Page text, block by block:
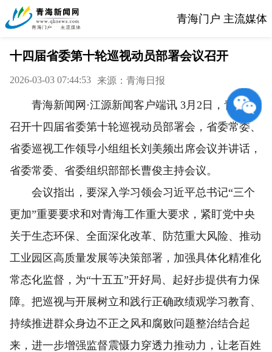
青海门户 主流媒体
十四届省委第十轮巡视动员部署会议召开
2026-03-03 07:44:53 来源：青海日报
青海新闻网·江源新闻客户端讯 3月2日，青海省
召开十四届省委第十轮巡视动员部署会，省委常委、
省委巡视工作领导小组组长刘美频出席会议并讲话，
省委常委、省委组织部部长曹俊主持会议。
会议指出，要深入学习领会习近平总书记“三个
更加”重要要求和对青海工作重大要求，紧盯党中央
关于生态环保、全面深化改革、防范重大风险、推动
工业园区高质量发展等决策部署，加强具体化精准化
常态化监督，为“十五五”开好局、起好步提供有力保
障。把巡视与开展树立和践行正确政绩观学习教育、
持续推进群众身边不正之风和腐败问题整治结合起
来，进一步增强监督震慑力穿透力推动力，让老百姓